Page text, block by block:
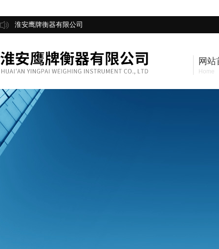
淮安鹰牌衡器有限公司
网站
Home